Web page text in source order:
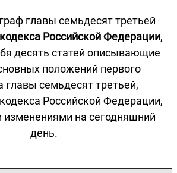
главы семьдесят третьей
Российской Федерации,
десять статей описывающие
положений первого
главы семьдесят третьей,
Российской Федерации,
изменениями на сегодняшний
день.